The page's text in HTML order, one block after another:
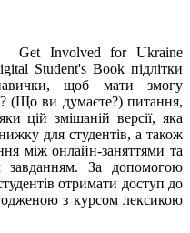
Get Involved for Ukraine
Student's Book підлітки
щоб мати змогу
(Що ви думаєте?) питання,
цій змішаній версії, яка
для студентів, а також
між онлайн-заняттями та
завданням. За допомогою
отримати доступ до
з курсом лексикою